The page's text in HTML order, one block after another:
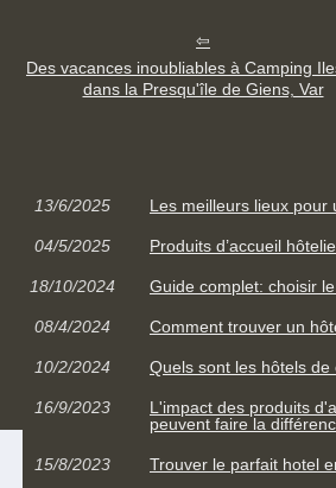
Des vacances inoubliables à Camping
dans la Presqu'île de Giens, Var
13/6/2025 Les meilleurs lieux pour
04/5/2025 Produits d’accueil
18/10/2024 Guide complet: choisir
08/4/2024 Comment trouver un
10/2/2024 Quels sont les hôtels
16/9/2023
L'impact des produits
peuvent faire la
15/8/2023 Trouver le parfait hotel